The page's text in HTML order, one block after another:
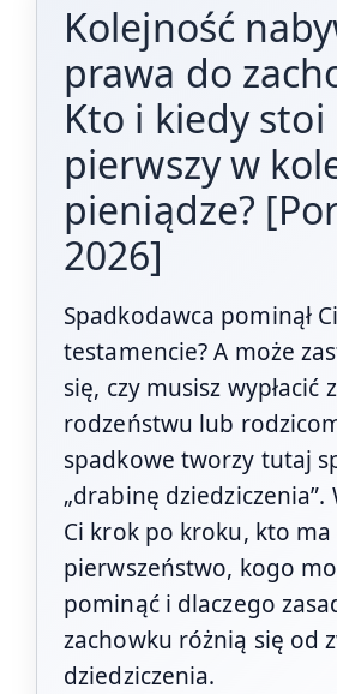
Kolejność
prawa do
Kto i kiedy stoi
pierwszy w
pieniądze?
2026]
Spadkodawca pominął
testamencie? A może
się, czy musisz wypłacić
rodzeństwu lub
spadkowe tworzy tutaj
„drabinę dziedziczenia”.
Ci krok po kroku, kto ma
pierwszeństwo, kogo
pominąć i dlaczego
zachowku różnią się od
dziedziczenia.